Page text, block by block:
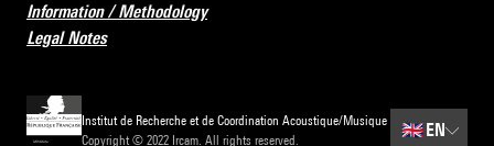
Information / Methodology
Legal Notes
Institut de Recherche et de Coordination Acoustique/Musique
Copyright © 2022 Ircam. All rights reserved.
🇬🇧 EN